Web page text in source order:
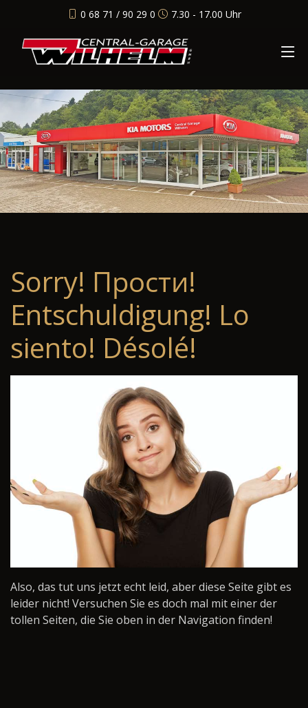
0 68 71 / 90 29 0 7.30 - 17.00 Uhr
Sorry! Прости!
Entschuldigung! Lo
siento! Désolé!
Also, das tut uns jetzt echt leid, aber diese Seite gibt es
leider nicht! Versuchen Sie es doch mal mit einer der
tollen Seiten, die Sie oben in der Navigation finden!